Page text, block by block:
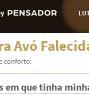
Avó
conforto:
em que tinha